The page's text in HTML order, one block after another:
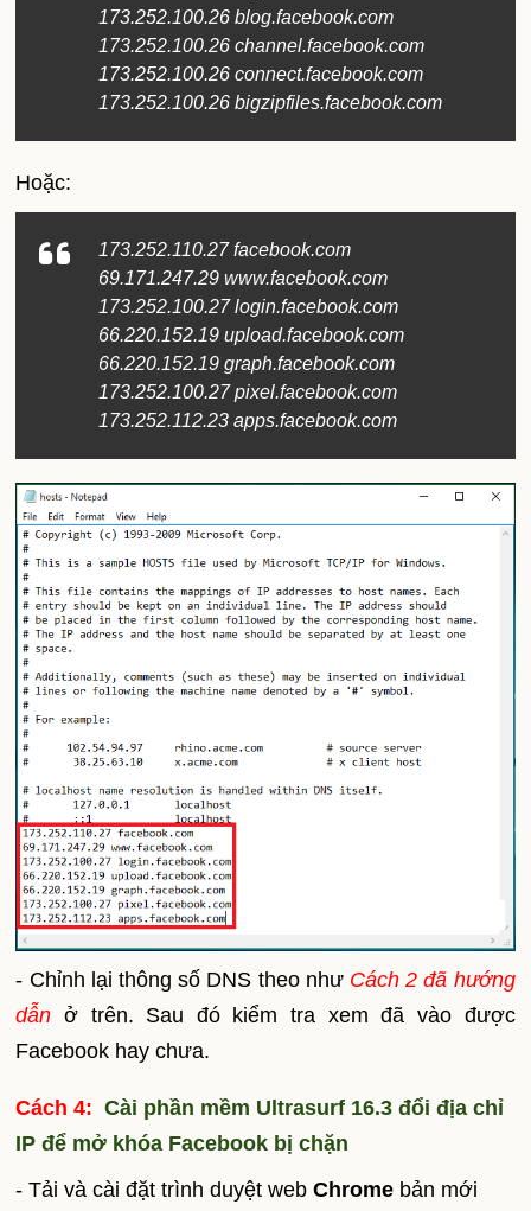
173.252.100.26 blog.facebook.com
173.252.100.26 channel.facebook.com
173.252.100.26 connect.facebook.com
173.252.100.26 bigzipfiles.facebook.com
Hoặc:
173.252.110.27 facebook.com
69.171.247.29 www.facebook.com
173.252.100.27 login.facebook.com
66.220.152.19 upload.facebook.com
66.220.152.19 graph.facebook.com
173.252.100.27 pixel.facebook.com
173.252.112.23 apps.facebook.com
- Chỉnh lại thông số DNS theo như Cách 2 đã hướng
dẫn ở trên. Sau đó kiểm tra xem đã vào được
Facebook hay chưa.
Cách 4: Cài phần mềm Ultrasurf 16.3 đổi địa chỉ
IP để mở khóa Facebook bị chặn
- Tải và cài đặt trình duyệt webChrome bản mới